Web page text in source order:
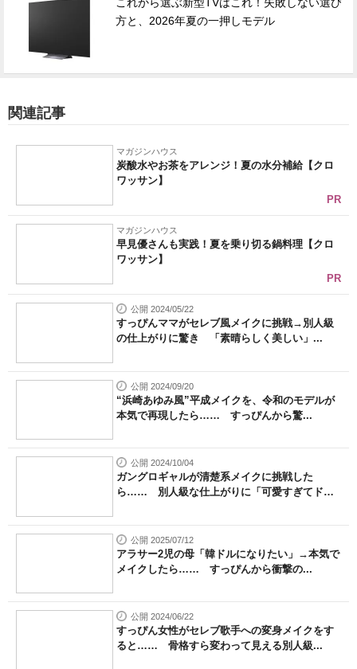
これから選ぶ新型TVはこれ！失敗しない選び
方と、2026年夏の一押しモデル
関連記事
マガジンハウス
炭酸水やお茶をアレンジ！夏の水分補給【クロ
ワッサン】
PR
マガジンハウス
早見優さんも実践！夏を乗り切る鍋料理【クロ
ワッサン】
PR
公開 2024/05/22
すっぴんママがセレブ風メイクに挑戦→別人級
の仕上がりに驚き 「素晴らしく美しい」...
公開 2024/09/20
“浜崎あゆみ風”平成メイクを、令和のモデルが
本気で再現したら…… すっぴんから驚...
公開 2024/10/04
ガングロギャルが清楚系メイクに挑戦した
ら…… 別人級な仕上がりに「可愛すぎてド
公開 2025/07/12
アラサー2児の母「韓ドルになりたい」→本気で
メイクしたら…… すっぴんから衝撃の...
公開 2024/06/22
すっぴん女性がセレブ歌手への変身メイクをす
ると…… 骨格すら変わって見える別人級...